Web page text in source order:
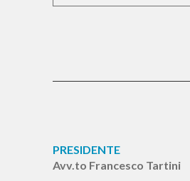
PRESIDENTE
Avv.to Francesco Tartini